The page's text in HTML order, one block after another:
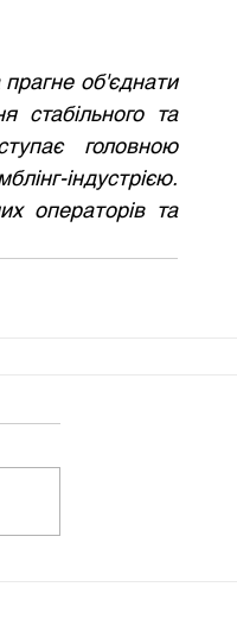
об'єднати
стабільного та
головною
індустрією.
Станом на сьогодні кількість членів UGC вже налічує 15 легальних операторів та